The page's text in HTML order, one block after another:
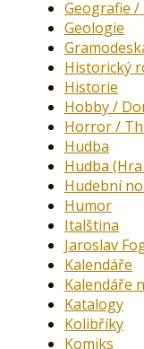
Geografie /
Geologie
Historický
Historie
Hobby /
Horror /
Hudba
Hudba
Hudební
Humor
Italština
Jaroslav
Kalendáře
Kalendáře
Katalogy
Kolibříky
Komiks